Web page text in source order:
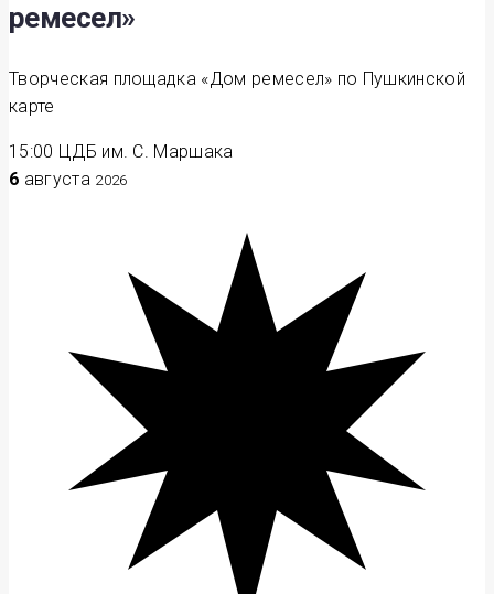
ремесел»
Творческая площадка «Дом ремесел» по Пушкинской
карте
15:00 ЦДБ им. С. Маршака
6 августа 2026